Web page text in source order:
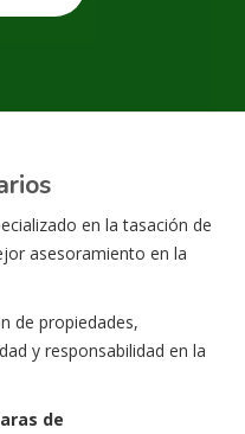
en la tasación de
asesoramiento en la
de propiedades,
y responsabilidad en la
de